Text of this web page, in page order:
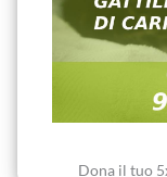
Dona il tuo